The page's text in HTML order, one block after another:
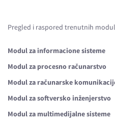
Pregled i raspored trenutnih
Modul za informacione sisteme
Modul za procesno računarstvo
Modul za računarske
Modul za softversko inženjerstvo
Modul za multimedijalne sisteme